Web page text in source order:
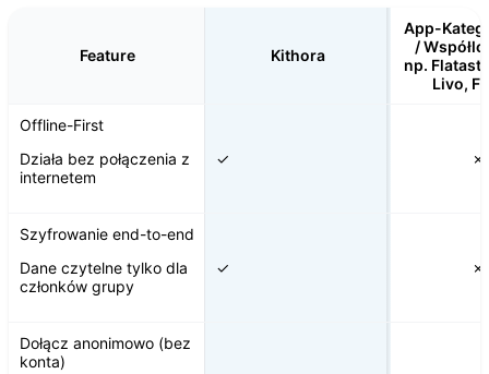
Feature Kithora
App-
/
np.
Livo,
Offline-First
Działa bez połączenia z
internetem
✓ ✗
Szyfrowanie end-to-end
Dane czytelne tylko dla
członków grupy
✓ ✗
Dołącz anonimowo (bez
konta)